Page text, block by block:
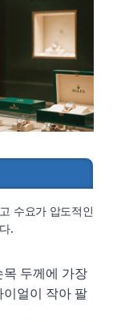
수요가 압도적인
.
두께에 가장
얼이 작아 팔